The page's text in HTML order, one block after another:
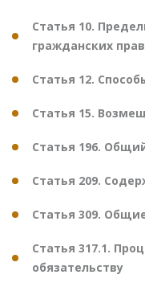
Статья 10.
гражданских прав
Статья 12.
Статья 15.
Статья 196.
Статья 209.
Статья 309.
Статья 317.1.
обязательству